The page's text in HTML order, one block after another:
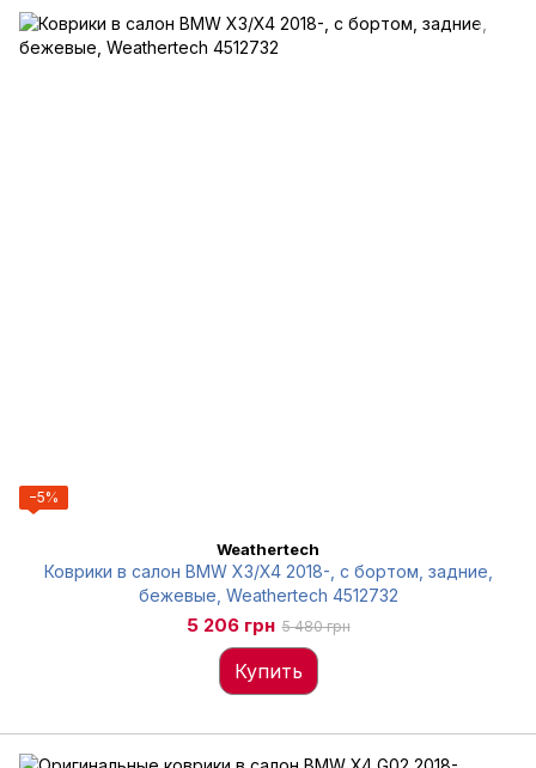
−5%
Weathertech
Коврики в салон BMW X3/X4 2018-, с бортом, задние,
бежевые, Weathertech 4512732
5 206 грн 5 480 грн
Купить